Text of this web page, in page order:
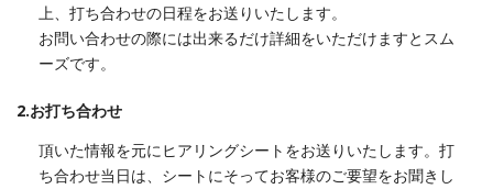
上、打ち合わせの日程をお送りいたします。
お問い合わせの際には出来るだけ詳細をいただけますとスム
ーズです。
2.お打ち合わせ
頂いた情報を元にヒアリングシートをお送りいたします。打
ち合わせ当日は、シートにそってお客様のご要望をお聞きし